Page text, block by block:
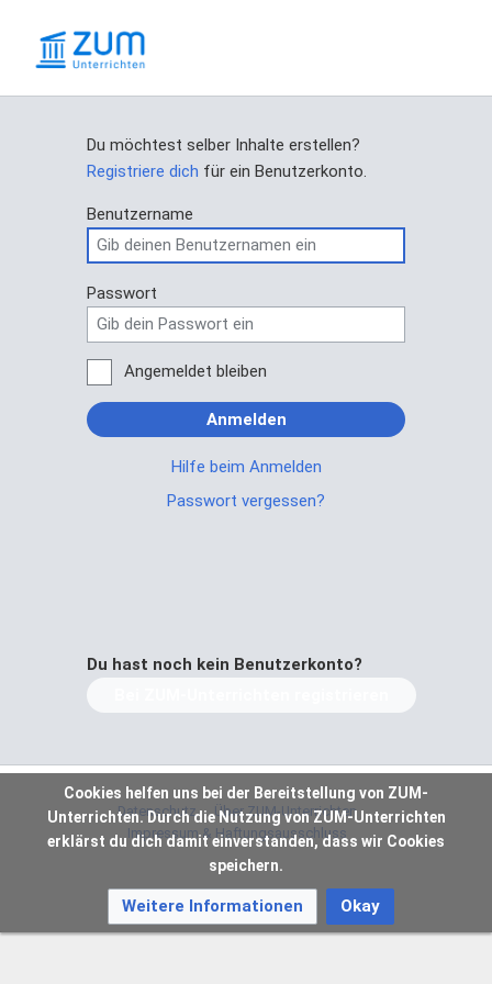
Du möchtest selber Inhalte erstellen?
Registriere dich für ein Benutzerkonto.
Benutzername
Passwort
Angemeldet bleiben
Anmelden
Hilfe beim Anmelden
Passwort vergessen?
Du hast noch kein Benutzerkonto?
Datenschutz
Über ZUM-Unterrichten
Impressum & Haftungsausschluss
Cookies helfen uns bei der Bereitstellung von ZUM-
Unterrichten. Durch die Nutzung von ZUM-Unterrichten
erklärst du dich damit einverstanden, dass wir Cookies
speichern.
Weitere Informationen Okay